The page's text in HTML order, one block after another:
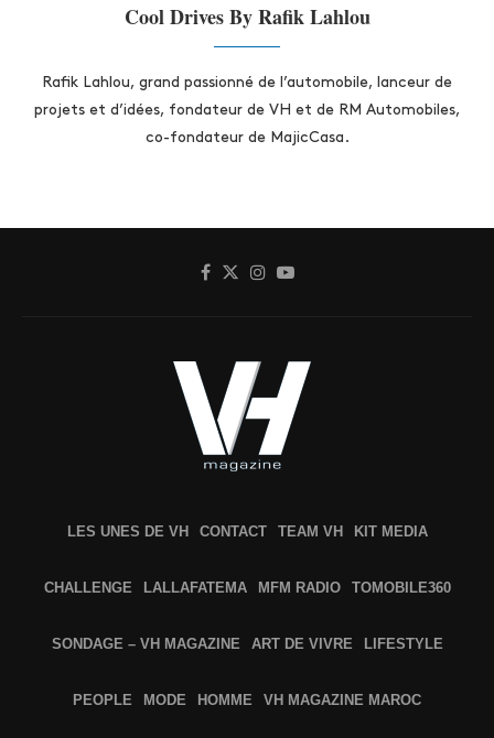
Cool Drives By Rafik Lahlou
Rafik Lahlou, grand passionné de l’automobile, lanceur de
projets et d’idées, fondateur de VH et de RM Automobiles,
co-fondateur de MajicCasa.
LES UNES DE VH CONTACT TEAM VH KIT MEDIA
CHALLENGE LALLAFATEMA MFM RADIO TOMOBILE360
SONDAGE – VH MAGAZINE ART DE VIVRE LIFESTYLE
PEOPLE MODE HOMME VH MAGAZINE MAROC